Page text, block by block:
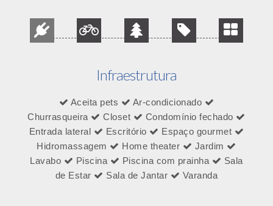
Infraestrutura
Aceita pets
Ar-condicionado
Churrasqueira
Closet
Condomínio fechado
Entrada lateral
Escritório
Espaço gourmet
Hidromassagem
Home theater
Jardim
Lavabo
Piscina Piscina com prainha
Sala
de Estar
Sala de Jantar Varanda